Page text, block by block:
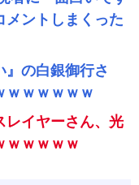
メントしまくった
』の白銀御行さ
ｗｗｗｗｗｗ
レイヤーさん、光
ｗｗｗｗｗ